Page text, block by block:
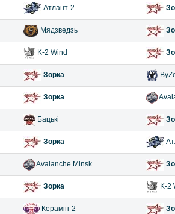
Атлант-2
Мядзведзь
K-2 Wind
Зорка
Зорка
Бацькі
Зорка
Avalanche Minsk
Зорка K-2
Керамін-2